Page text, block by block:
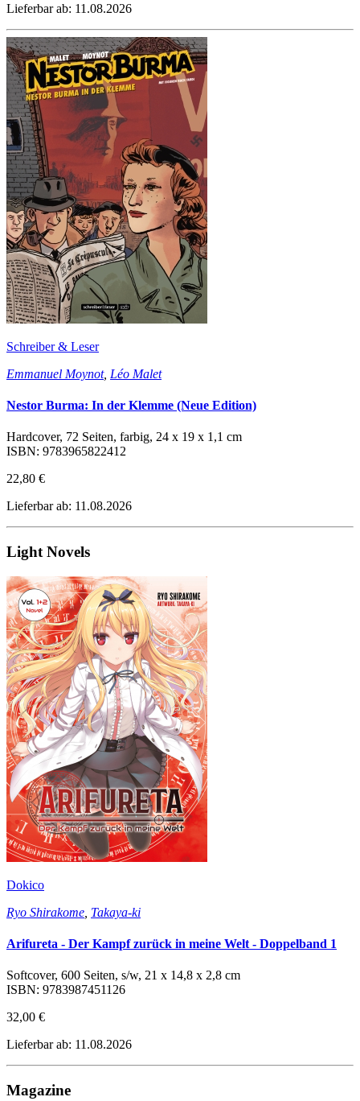
Lieferbar ab: 11.08.2026
Schreiber & Leser
Emmanuel Moynot, Léo Malet
Nestor Burma: In der Klemme (Neue Edition)
Hardcover, 72 Seiten, farbig, 24 x 19 x 1,1 cm
ISBN: 9783965822412
22,80 €
Lieferbar ab: 11.08.2026
Light Novels
Dokico
Ryo Shirakome Takaya-ki
Arifureta - Der Kampf zurück in meine Welt - Doppelband 1
Softcover, 600 Seiten, s/w, 21 x 14,8 x 2,8 cm
ISBN: 9783987451126
32,00 €
Lieferbar ab: 11.08.2026
Magazine